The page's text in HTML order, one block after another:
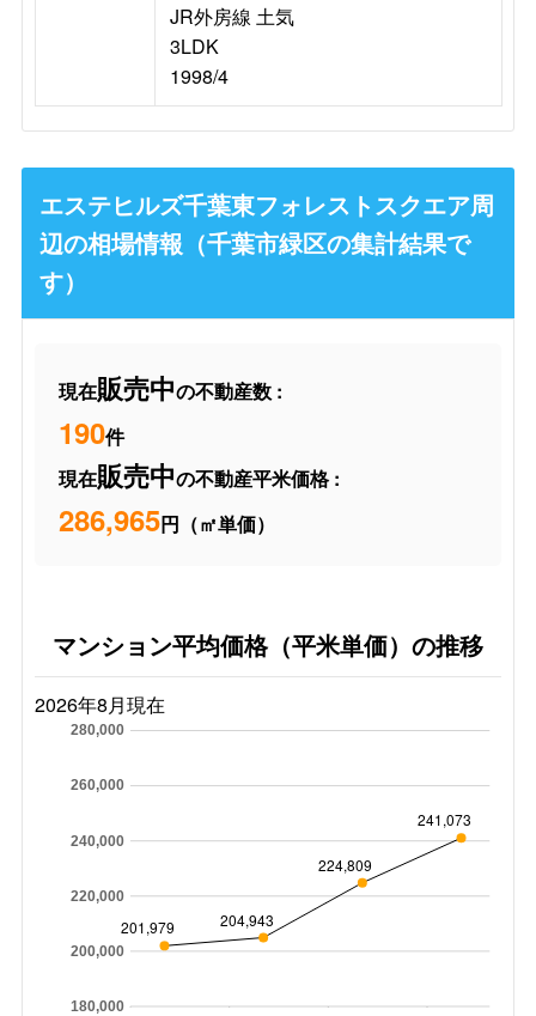
JR外房線 土気
3LDK
1998/4
エステヒルズ千葉東フォレストスクエア周
辺の相場情報（千葉市緑区の集計結果で
す）
現在販売中の不動産数 :
190件
現在販売中の不動産平米価格 :
286,965円（㎡単価）
マンション平均価格（平米単価）の推移
2026年8月現在
180,000
200,000
220,000
240,000
260,000
280,000
201,979 204,943
224,809
241,073